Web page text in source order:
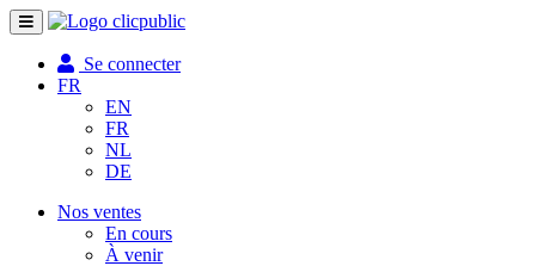
Toggle
navigation
Se connecter
FR
EN
FR
NL
DE
Nos ventes
En cours
À venir